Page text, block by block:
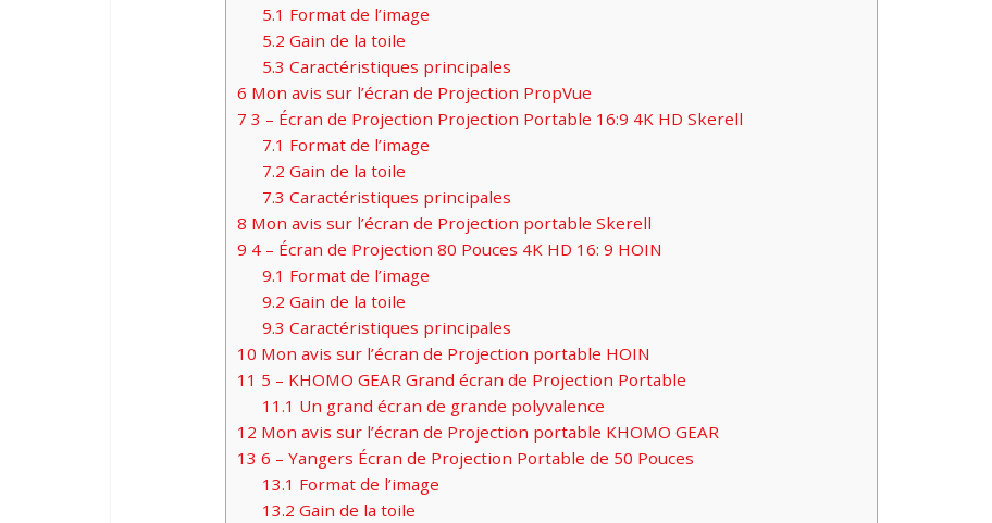
5.1 Format de l’image
5.2 Gain de la toile
5.3 Caractéristiques principales
6 Mon avis sur l’écran de Projection PropVue
7 3 – Écran de Projection Projection Portable 16:9 4K HD Skerell
7.1 Format de l’image
7.2 Gain de la toile
7.3 Caractéristiques principales
8 Mon avis sur l’écran de Projection portable Skerell
9 4 – Écran de Projection 80 Pouces 4K HD 16: 9 HOIN
9.1 Format de l’image
9.2 Gain de la toile
9.3 Caractéristiques principales
10 Mon avis sur l’écran de Projection portable HOIN
11 5 – KHOMO GEAR Grand écran de Projection Portable
11.1 Un grand écran de grande polyvalence
12 Mon avis sur l’écran de Projection portable KHOMO GEAR
13 6 – Yangers Écran de Projection Portable de 50 Pouces
13.1 Format de l’image
13.2 Gain de la toile